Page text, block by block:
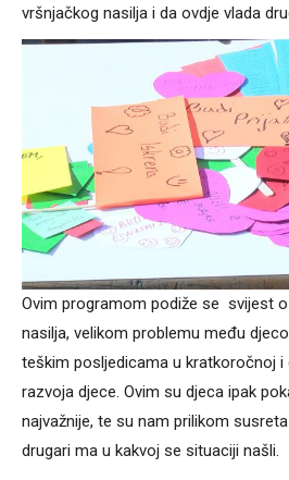
vršnjačkog nasilja i da ovdje vlada
Ovim programom podiže se svijest
nasilja, velikom problemu među
teškim posljedicama u kratkoročnoj
razvoja djece. Ovim su djeca ipak
najvažnije, te su nam prilikom
drugari ma u kakvoj se situaciji našli.